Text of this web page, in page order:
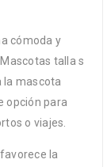
cómoda y
talla s
la mascota
opción para
o viajes.
la